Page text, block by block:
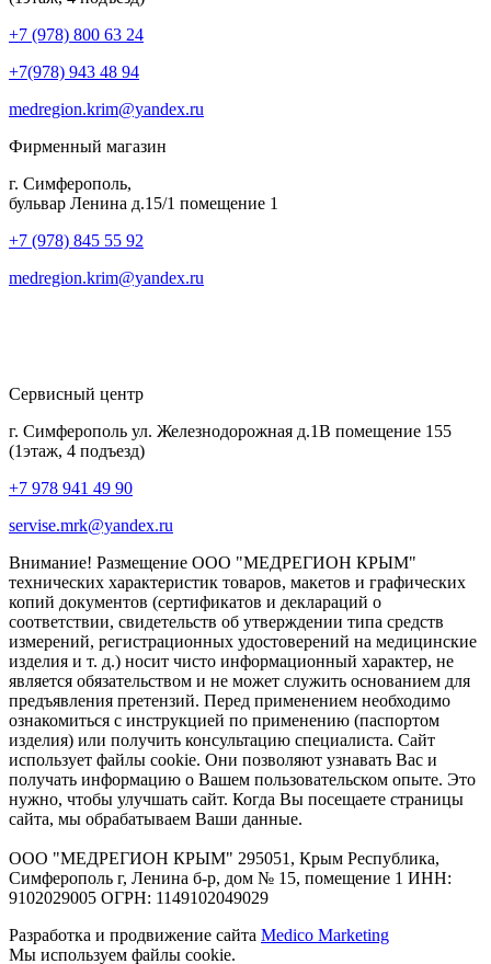
+7 (978) 800 63 24
+7(978) 943 48 94
medregion.krim@yandex.ru
Фирменный магазин
г. Симферополь,
бульвар Ленина д.15/1 помещение 1
+7 (978) 845 55 92
medregion.krim@yandex.ru
Сервисный центр
г. Симферополь ул. Железнодорожная д.1В помещение 155
(1этаж, 4 подъезд)
+7 978 941 49 90
servise.mrk@yandex.ru
Внимание! Размещение ООО "МЕДРЕГИОН КРЫМ"
технических характеристик товаров, макетов и графических
копий документов (сертификатов и деклараций о
соответствии, свидетельств об утверждении типа средств
измерений, регистрационных удостоверений на медицинские
изделия и т. д.) носит чисто информационный характер, не
является обязательством и не может служить основанием для
предъявления претензий. Перед применением необходимо
ознакомиться с инструкцией по применению (паспортом
изделия) или получить консультацию специалиста. Сайт
использует файлы cookie. Они позволяют узнавать Вас и
получать информацию о Вашем пользовательском опыте. Это
нужно, чтобы улучшать сайт. Когда Вы посещаете страницы
сайта, мы обрабатываем Ваши данные.
ООО "МЕДРЕГИОН КРЫМ" 295051, Крым Республика,
Симферополь г, Ленина б-р, дом № 15, помещение 1 ИНН:
9102029005 ОГРН: 1149102049029
Разработка и продвижение сайта Medico Marketing
Мы используем файлы cookie.